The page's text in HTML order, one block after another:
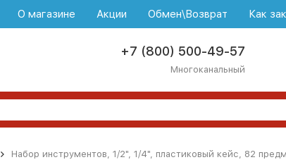
О магазине Акции Обмен\Возврат Как
+7 (800) 500-49-57
Многоканальный
Набор инструментов, 1/2", 1/4", пластиковый кейс, 82